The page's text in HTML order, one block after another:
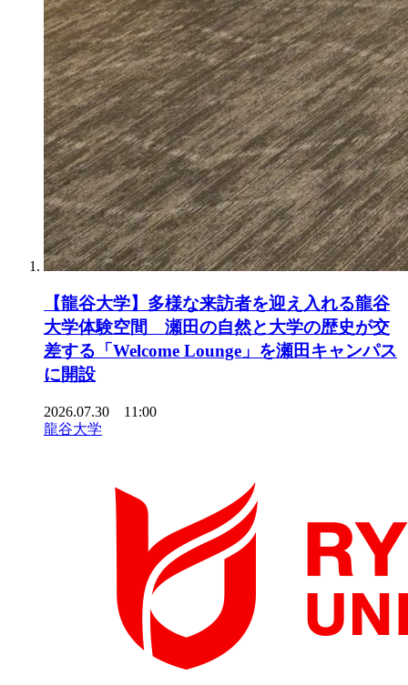
【龍谷大学】多様な来訪者を迎え入れる龍谷
大学体験空間 瀬田の自然と大学の歴史が交
差する「Welcome Lounge」を瀬田キャンパス
に開設
2026.07.30 11:00
龍谷大学